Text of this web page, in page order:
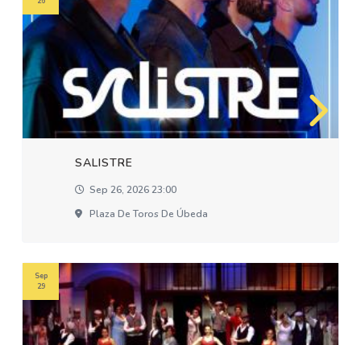
SALISTRE
Sep 26, 2026 23:00
Plaza De Toros De Úbeda
Sep
29